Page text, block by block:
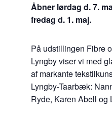
Åbner lørdag d. 7.
fredag d. 1. maj.
På udstillingen Fibre
Lyngby viser vi med
af markante
Lyngby-Taarbæk:
Ryde, Karen Abell og